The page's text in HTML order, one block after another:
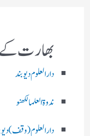
بھارت
دارالعلوم دیوبند
ندوۃالعلما لکھنو
دارالعلوم